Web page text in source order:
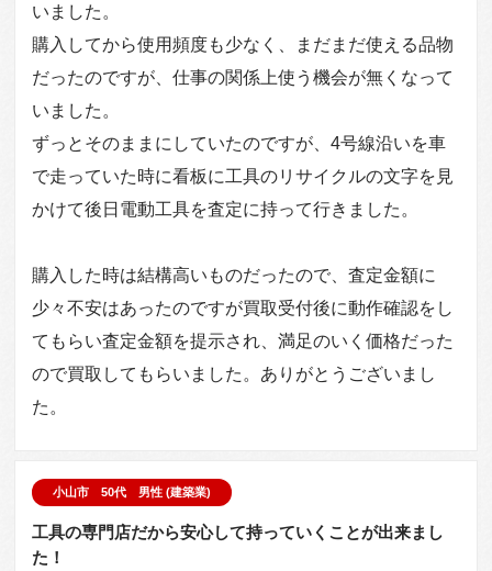
いました。
購入してから使用頻度も少なく、まだまだ使える品物
だったのですが、仕事の関係上使う機会が無くなって
いました。
ずっとそのままにしていたのですが、4号線沿いを車
で走っていた時に看板に工具のリサイクルの文字を見
かけて後日電動工具を査定に持って行きました。
購入した時は結構高いものだったので、査定金額に
少々不安はあったのですが買取受付後に動作確認をし
てもらい査定金額を提示され、満足のいく価格だった
ので買取してもらいました。ありがとうございまし
た。
小山市 50代 男性 (建築業)
工具の専門店だから安心して持っていくことが出来まし
た！